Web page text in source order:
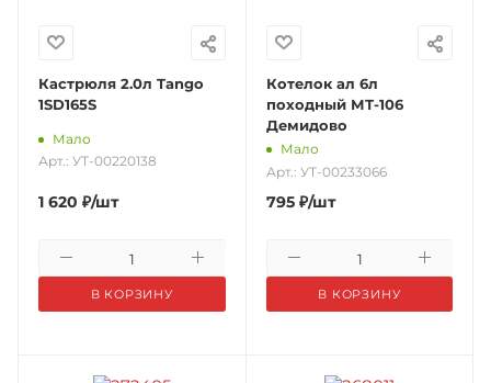
Кастрюля 2.0л Tango
1SD165S
Мало
Арт.: УТ-00220138
1 620 ₽/шт
В КОРЗИНУ
Котелок ал 6л
походный МТ-106
Демидово
Мало
Арт.: УТ-00233066
795₽/шт
В КОРЗИНУ